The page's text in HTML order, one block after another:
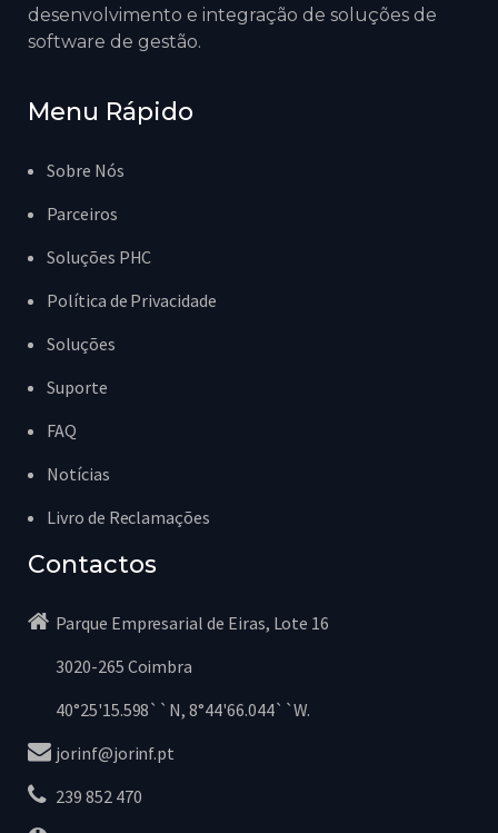
desenvolvimento e integração de soluções de
software de gestão.
Menu Rápido
Sobre Nós
Parceiros
Soluções PHC
Política de Privacidade
Soluções
Suporte
FAQ
Notícias
Livro de Reclamações
Contactos
Parque Empresarial de Eiras, Lote 16
3020-265 Coimbra
40°25'15.598``N, 8°44'66.044``W.
jorinf@jorinf.pt
239 852 470